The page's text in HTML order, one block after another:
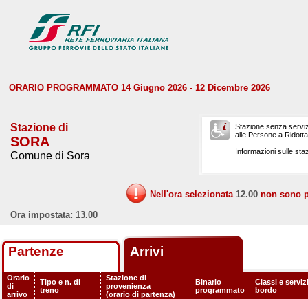
ORARIO PROGRAMMATO 14 Giugno 2026 - 12 Dicembre 2026
Stazione di
SORA
Comune di Sora
Stazione senza
alle Persone a
Informazioni sulle
Nell'ora selezionata 12.00 non sono
Ora impostata: 13.00
Partenze Arrivi
Orario
di
arrivo
Tipo e n. di
treno
Stazione di
provenienza
(orario di partenza)
Binario
programmato
Classi e
bordo